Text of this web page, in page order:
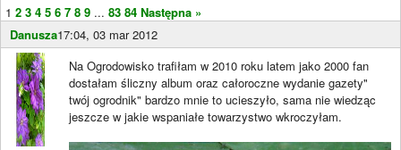
1 2 3 4 5 6 7 8 9 ... 83 84 Następna »
Danusza17:04, 03 mar 2012
Na Ogrodowisko trafiłam w 2010 roku latem jako 2000 fan
dostałam śliczny album oraz całoroczne wydanie gazety"
twój ogrodnik" bardzo mnie to ucieszyło, sama nie wiedząc
jeszcze w jakie wspaniałe towarzystwo wkroczyłam.